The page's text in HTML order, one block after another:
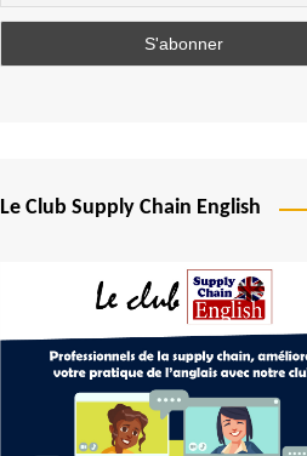
Le Club Supply Chain English